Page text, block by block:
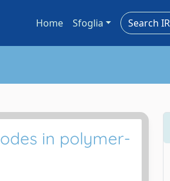
Home Sfoglia
in polymer-